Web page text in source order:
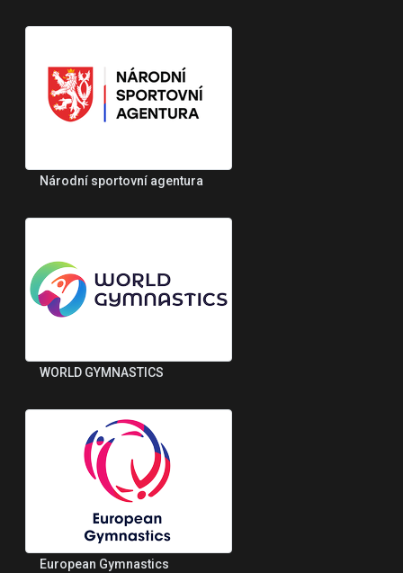
Národní sportovní agentura
WORLD GYMNASTICS
European Gymnastics